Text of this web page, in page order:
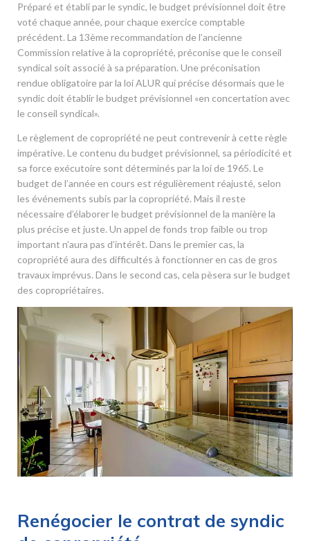
Préparé et établi par le syndic, le budget prévisionnel doit être
voté chaque année, pour chaque exercice comptable
précédent. La 13ème recommandation de l’ancienne
Commission relative à la copropriété, préconise que le conseil
syndical soit associé à sa préparation. Une préconisation
rendue obligatoire par la loi ALUR qui précise désormais que le
syndic doit établir le budget prévisionnel «en concertation avec
le conseil syndical».
Le règlement de copropriété ne peut contrevenir à cette règle
impérative. Le contenu du budget prévisionnel, sa périodicité et
sa force exécutoire sont déterminés par la loi de 1965. Le
budget de l’année en cours est régulièrement réajusté, selon
les événements subis par la copropriété. Mais il reste
nécessaire d’élaborer le budget prévisionnel de la manière la
plus précise et juste. Un appel de fonds trop faible ou trop
important n’aura pas d’intérêt. Dans le premier cas, la
copropriété aura des difficultés à fonctionner en cas de gros
travaux imprévus. Dans le second cas, cela pèsera sur le budget
des copropriétaires.
Renégocier le contrat de syndic